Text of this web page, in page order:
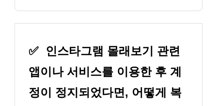
✅
인스타그램 몰래보기 관련
앱이나 서비스를 이용한 후 계
정이 정지되었다면, 어떻게 복